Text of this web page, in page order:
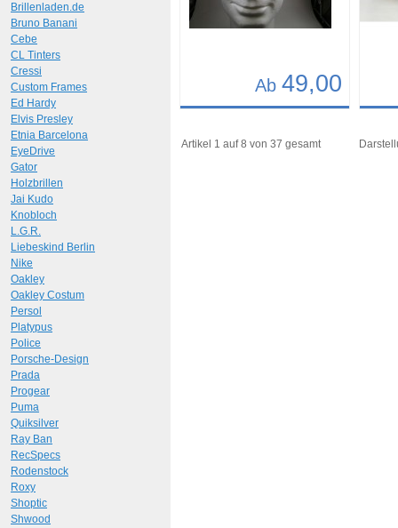
Ab 49,00
Art.-Nr.: 10708 Art.-
Artikel 1 auf 8 von 37 gesamt
Brillenladen.de
Bruno Banani
Cebe
CL Tinters
Cressi
Custom Frames
Ed Hardy
Elvis Presley
Etnia Barcelona
EyeDrive
Gator
Holzbrillen
Jai Kudo
Knobloch
L.G.R.
Liebeskind Berlin
Nike
Oakley
Oakley Costum
Persol
Platypus
Police
Porsche-Design
Prada
Progear
Puma
Quiksilver
Ray Ban
RecSpecs
Rodenstock
Roxy
Shoptic
Shwood